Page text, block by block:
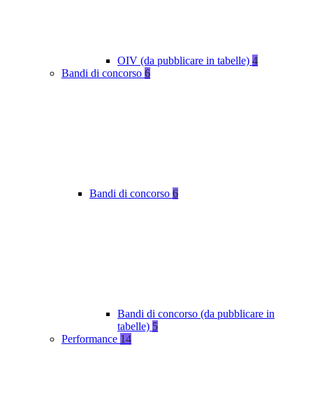
OIV (da pubblicare in tabelle) 4
Bandi di concorso 6
Bandi di concorso 6
Bandi di concorso (da pubblicare in
tabelle) 5
Performance 14